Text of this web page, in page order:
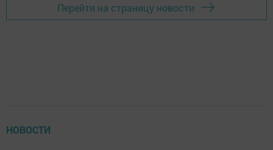
Перейти на страницу новости
НОВОСТИ